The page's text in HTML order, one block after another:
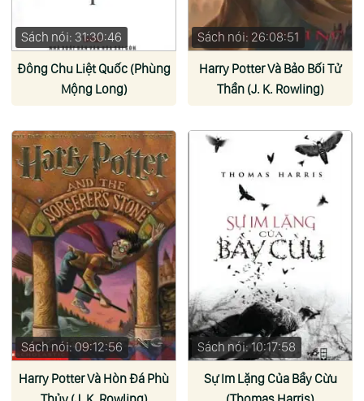
Sách nói: 31:30:46
Đông Chu Liệt Quốc (Phùng
Mộng Long)
Sách nói: 26:08:51
Harry Potter Và Bảo Bối Tử
Thần (J. K. Rowling)
Sách nói: 09:12:56
Harry Potter Và Hòn Đá Phù
Sách nói: 10:17:58
Sự Im Lặng Của Bầy Cừu